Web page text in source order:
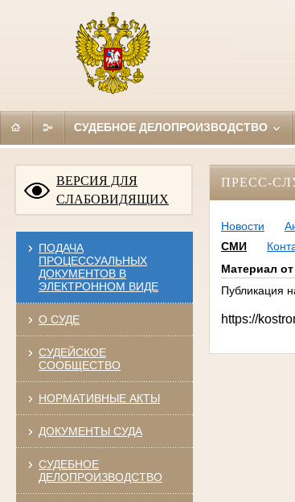
СУДЕБНОЕ ДЕЛОПРОИЗВОДСТВО
ВЕРСИЯ ДЛЯ
СЛАБОВИДЯЩИХ
ПОДАЧА
ПРОЦЕССУАЛЬНЫХ
ДОКУМЕНТОВ В
ЭЛЕКТРОННОМ ВИДЕ
О СУДЕ
СУДЕЙСКОЕ
СООБЩЕСТВО
НОРМАТИВНЫЕ АКТЫ
ДОКУМЕНТЫ СУДА
СУДЕБНОЕ
ДЕЛОПРОИЗВОДСТВО
ПРЕСС-
Новости
СМИ
Материал от
Публикация
https://